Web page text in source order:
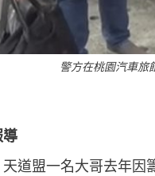
警方在桃園汽車旅
導
道盟一名大哥去年